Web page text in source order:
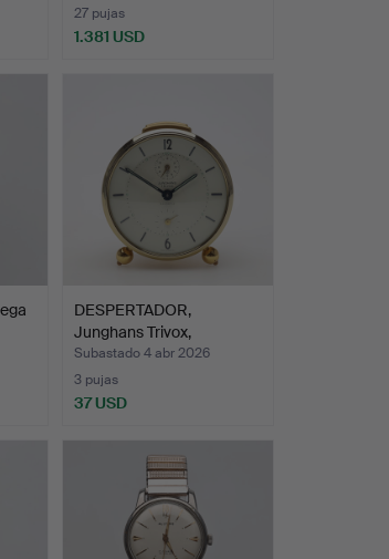
27 pujas
1.381 USD
DESPERTADOR,
Junghans Trivox,
Alemania.
Subastado 4 abr 2026
3 pujas
37 USD